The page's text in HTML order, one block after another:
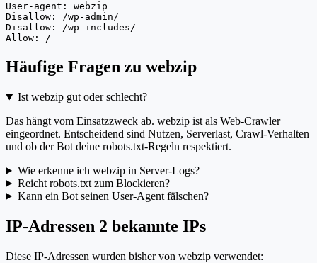
User-agent: webzip
Disallow: /wp-admin/
Disallow: /wp-includes/
Allow: /
Häufige Fragen zu webzip
Ist webzip gut oder schlecht?
Das hängt vom Einsatzzweck ab. webzip ist als Web-Crawler
eingeordnet. Entscheidend sind Nutzen, Serverlast, Crawl-Verhalten
und ob der Bot deine robots.txt-Regeln respektiert.
Wie erkenne ich webzip in Server-Logs?
Reicht robots.txt zum Blockieren?
Kann ein Bot seinen User-Agent fälschen?
IP-Adressen 2 bekannte IPs
Diese IP-Adressen wurden bisher von webzip verwendet: